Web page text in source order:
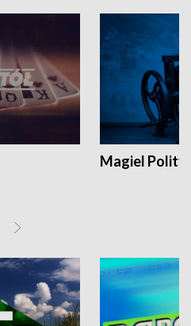
Magiel